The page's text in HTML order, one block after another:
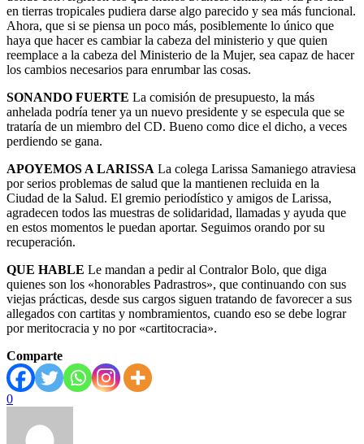
en tierras tropicales pudiera darse algo parecido y sea más funcional.
Ahora, que si se piensa un poco más, posiblemente lo único que
haya que hacer es cambiar la cabeza del ministerio y que quien
reemplace a la cabeza del Ministerio de la Mujer, sea capaz de hacer
los cambios necesarios para enrumbar las cosas.
SONANDO FUERTE La comisión de presupuesto, la más
anhelada podría tener ya un nuevo presidente y se especula que se
trataría de un miembro del CD. Bueno como dice el dicho, a veces
perdiendo se gana.
APOYEMOS A LARISSA La colega Larissa Samaniego atraviesa
por serios problemas de salud que la mantienen recluida en la
Ciudad de la Salud. El gremio periodístico y amigos de Larissa,
agradecen todos las muestras de solidaridad, llamadas y ayuda que
en estos momentos le puedan aportar. Seguimos orando por su
recuperación.
QUE HABLE Le mandan a pedir al Contralor Bolo, que diga
quienes son los «honorables Padrastros», que continuando con sus
viejas prácticas, desde sus cargos siguen tratando de favorecer a sus
allegados con cartitas y nombramientos, cuando eso se debe lograr
por meritocracia y no por «cartitocracia».
Comparte
0